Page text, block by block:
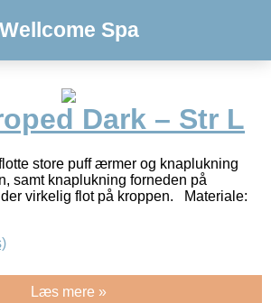
Wellcome Spa
Dark – Str L
store puff ærmer og knaplukning
samt knaplukning forneden på
virkelig flot på kroppen. Materiale:
Læs mere »